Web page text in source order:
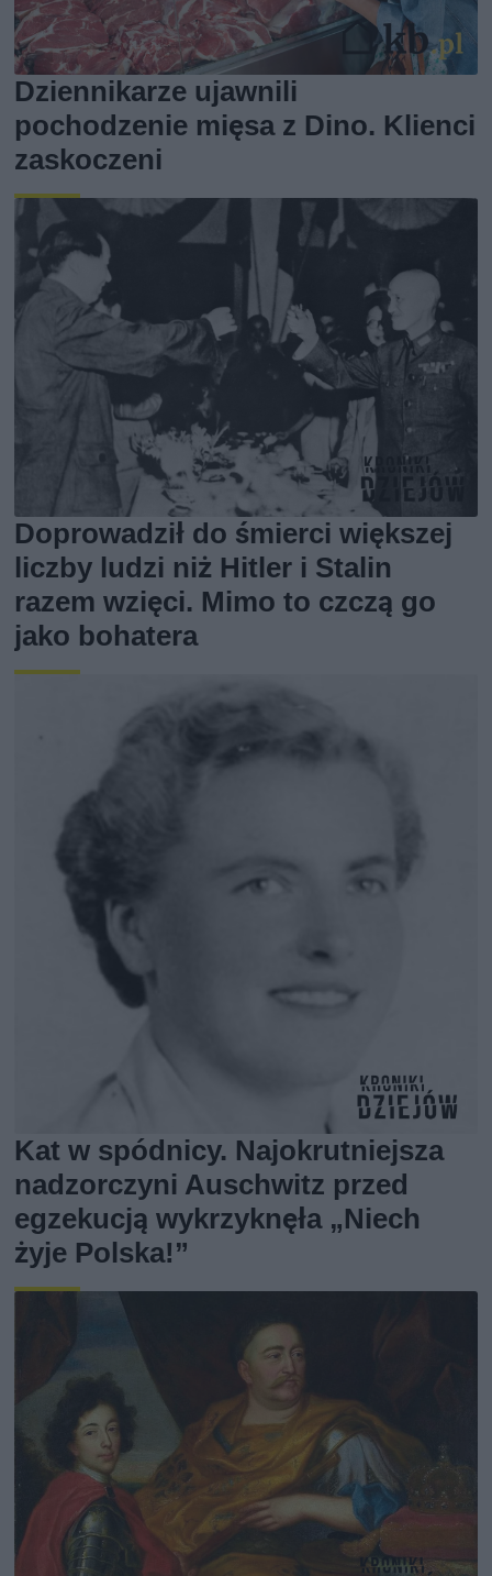
Dziennikarze ujawnili
pochodzenie mięsa z Dino. Klienci
zaskoczeni
Doprowadził do śmierci większej
liczby ludzi niż Hitler i Stalin
razem wzięci. Mimo to czczą go
jako bohatera
Kat w spódnicy. Najokrutniejsza
nadzorczyni Auschwitz przed
egzekucją wykrzyknęła „Niech
żyje Polska!”